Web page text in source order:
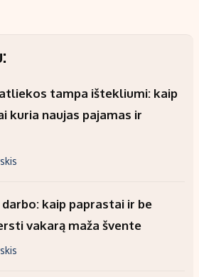
tampa ištekliumi: kaip
kuria naujas pajamas ir
kaip paprastai ir be
vakarą maža švente